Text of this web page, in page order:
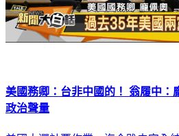
美國務卿：台非中國的！ 翁履中：
政治聲量